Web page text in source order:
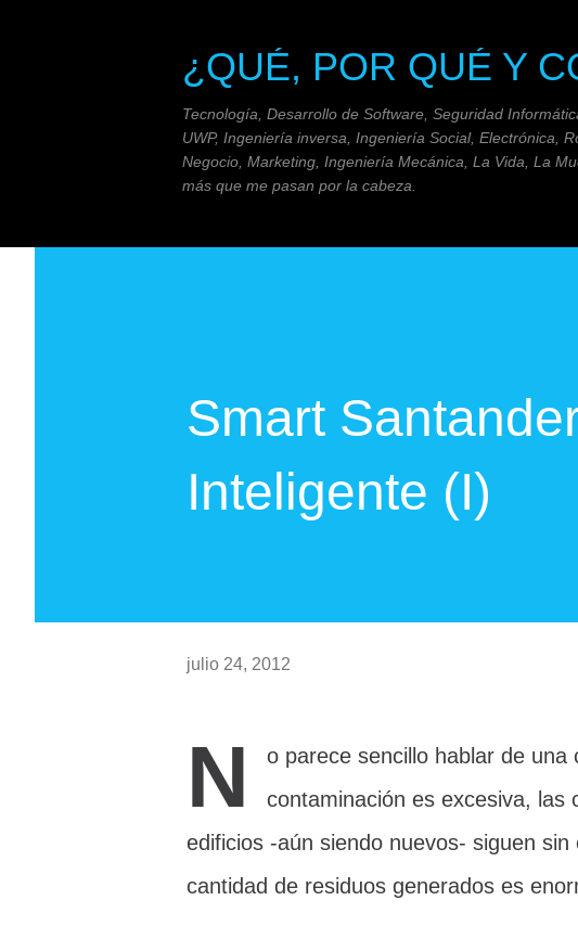
¿QUÉ, POR QUÉ Y
Tecnología, Desarrollo de Software, Seguridad
UWP, Ingeniería inversa, Ingeniería Social, Electrónica,
Negocio, Marketing, Ingeniería Mecánica, La Vida, La
más que me pasan por la cabeza.
Smart
Inteligente (I)
julio 24, 2012
N
o parece sencillo hablar de
contaminación es excesiva, las
edificios -aún siendo nuevos- siguen
cantidad de residuos generados es